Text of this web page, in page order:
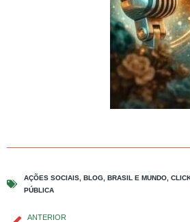
AÇÕES SOCIAIS BLOG BRASIL E MUNDO
PÚBLICA
ANTERIOR